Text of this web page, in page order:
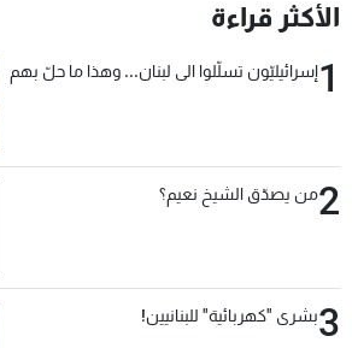
الأكثر قراءة
1إسرائيليّون تسلّلوا الى لبنان... وهذا ما حلّ بهم
2من يصدّق الشيخ نعيم؟
3بشرى "كهربائية" للبنانيين!